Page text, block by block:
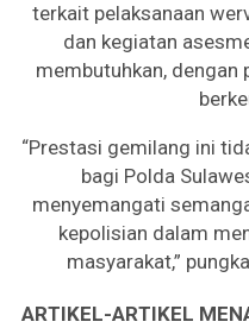
terkait pelaksanaan
dan kegiatan
membutuhkan, dengan
“Prestasi gemilang ini
bagi Polda
menyemangati
kepolisian dalam
masyarakat,”
ARTIKEL-ARTIKEL